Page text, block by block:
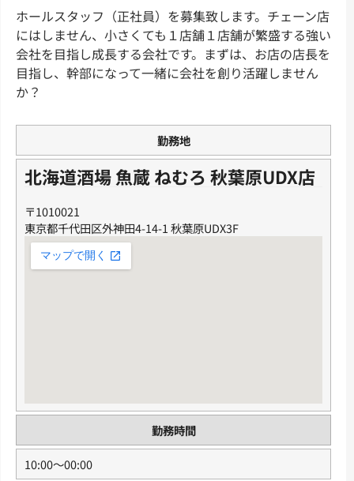
ホールスタッフ（正社員）を募集致します。チェーン店
にはしません、小さくても１店舗１店舗が繁盛する強い
会社を目指し成長する会社です。まずは、お店の店長を
目指し、幹部になって一緒に会社を創り活躍しません
か？
勤務地
北海道酒場 魚蔵 ねむろ 秋葉原UDX店
〒1010021
東京都千代田区外神田4-14-1 秋葉原UDX3F
勤務時間
10:00〜00:00